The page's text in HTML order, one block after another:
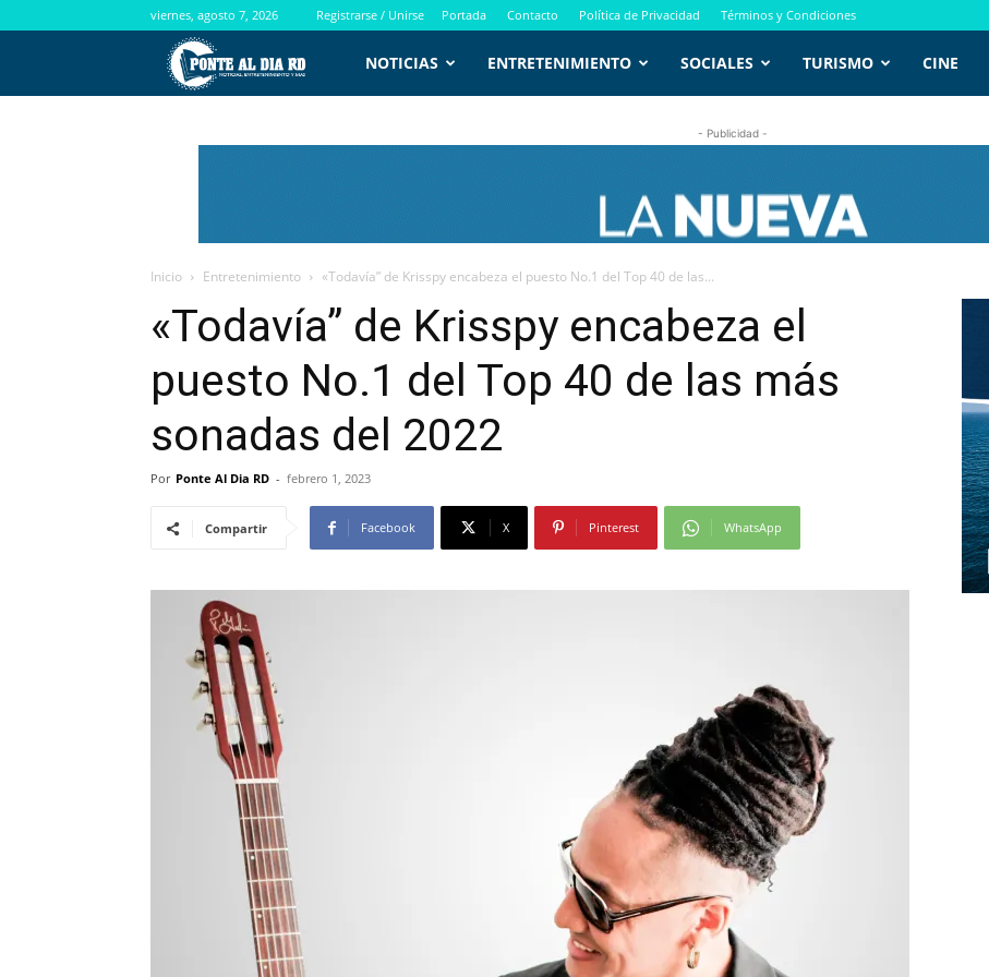
viernes, agosto 7, 2026 Registrarse / Unirse Portada Contacto Política de Privacidad Términos y Condiciones
PontealdiaRD.com
NOTICIAS ENTRETENIMIENTO SOCIALES TURISMO CINE
- Publicidad -
Inicio Entretenimiento «Todavía” de Krisspy encabeza el puesto No.1 del Top 40 de las...
«Todavía” de Krisspy encabeza el
puesto No.1 del Top 40 de las más
sonadas del 2022
Por Ponte Al Dia RD - febrero 1, 2023
Compartir Facebook X Pinterest WhatsApp